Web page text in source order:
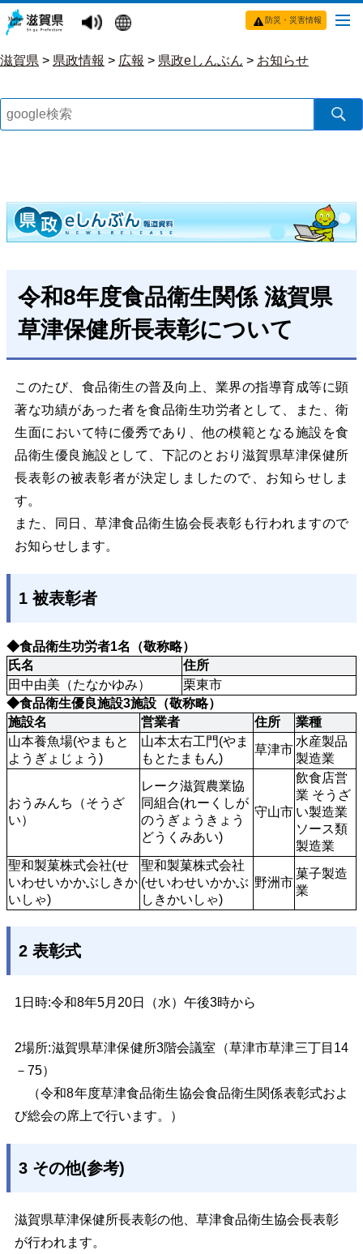
防災・災害情報
滋賀県 > 県政情報 > 広報 > 県政eしんぶん > お知らせ
令和8年度食品衛生関係 滋賀県
草津保健所長表彰について
このたび、食品衛生の普及向上、業界の指導育成等に顕
著な功績があった者を食品衛生功労者として、また、衛
生面において特に優秀であり、他の模範となる施設を食
品衛生優良施設として、下記のとおり滋賀県草津保健所
長表彰の被表彰者が決定しましたので、お知らせしま
す。
また、同日、草津食品衛生協会長表彰も行われますので
お知らせします。
1 被表彰者
◆食品衛生功労者1名（敬称略）
氏名
住所
田中由美（たなかゆみ）
栗東市
◆食品衛生優良施設3施設（敬称略）
施設名
営業者 住所
業種
山本養魚場(やまもと
ようぎょじょう)
山本太右工門(やま
もとたまもん)
草津市
水産製品
製造業
おうみんち（そうざ
い）
レーク滋賀農業協
同組合(れーくしが
のうぎょうきょう
どうくみあい)
守山市
飲食店営
業 そうざ
い製造業
ソース類
製造業
聖和製菓株式会社(せ
いわせいかかぶしきか
いしゃ)
聖和製菓株式会社
(せいわせいかかぶ
しきかいしゃ)
野洲市
菓子製造
業
2 表彰式
1日時:令和8年5月20日（水）午後3時から
2場所:滋賀県草津保健所3階会議室（草津市草津三丁目14
－75）
（令和8年度草津食品衛生協会食品衛生関係表彰式およ
び総会の席上で行います。）
3 その他(参考)
滋賀県草津保健所長表彰の他、草津食品衛生協会長表彰
が行われます。